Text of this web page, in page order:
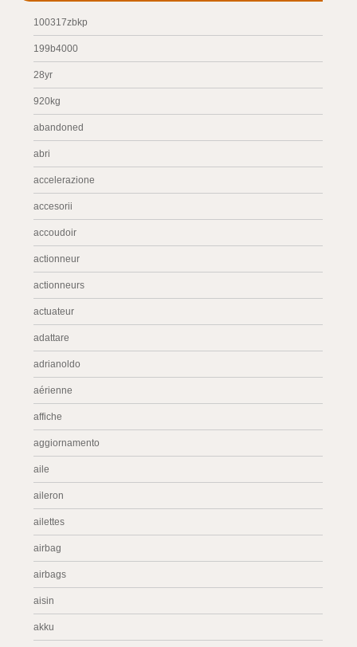
100317zbkp
199b4000
28yr
920kg
abandoned
abri
accelerazione
accesorii
accoudoir
actionneur
actionneurs
actuateur
adattare
adrianoldo
aérienne
affiche
aggiornamento
aile
aileron
ailettes
airbag
airbags
aisin
akku